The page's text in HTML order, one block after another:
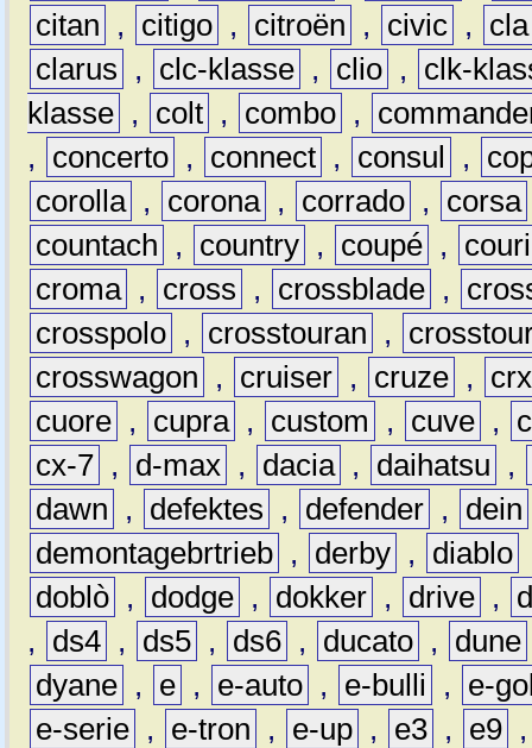
citan
, citigo , citroën , civic ,
cla
clarus
, clc-klasse , clio ,
clk-
klasse , colt , combo ,
,
concerto , connect , consul ,
corolla , corona , corrado , corsa
countach
, country , coupé ,
croma , cross , crossblade ,
crosspolo , crosstouran ,
crosswagon
, cruiser , cruze ,
crx
cuore , cupra , custom , cuve ,
cx-7 , d-max , dacia , daihatsu
,
dawn
, defektes , defender , dein
demontagebrtrieb , derby , diablo
doblò , dodge , dokker , drive ,
,
ds4 , ds5 , ds6 , ducato , dune
dyane , e , e-auto , e-bulli ,
e-
e-serie , e-tron , e-up , e3 , e9